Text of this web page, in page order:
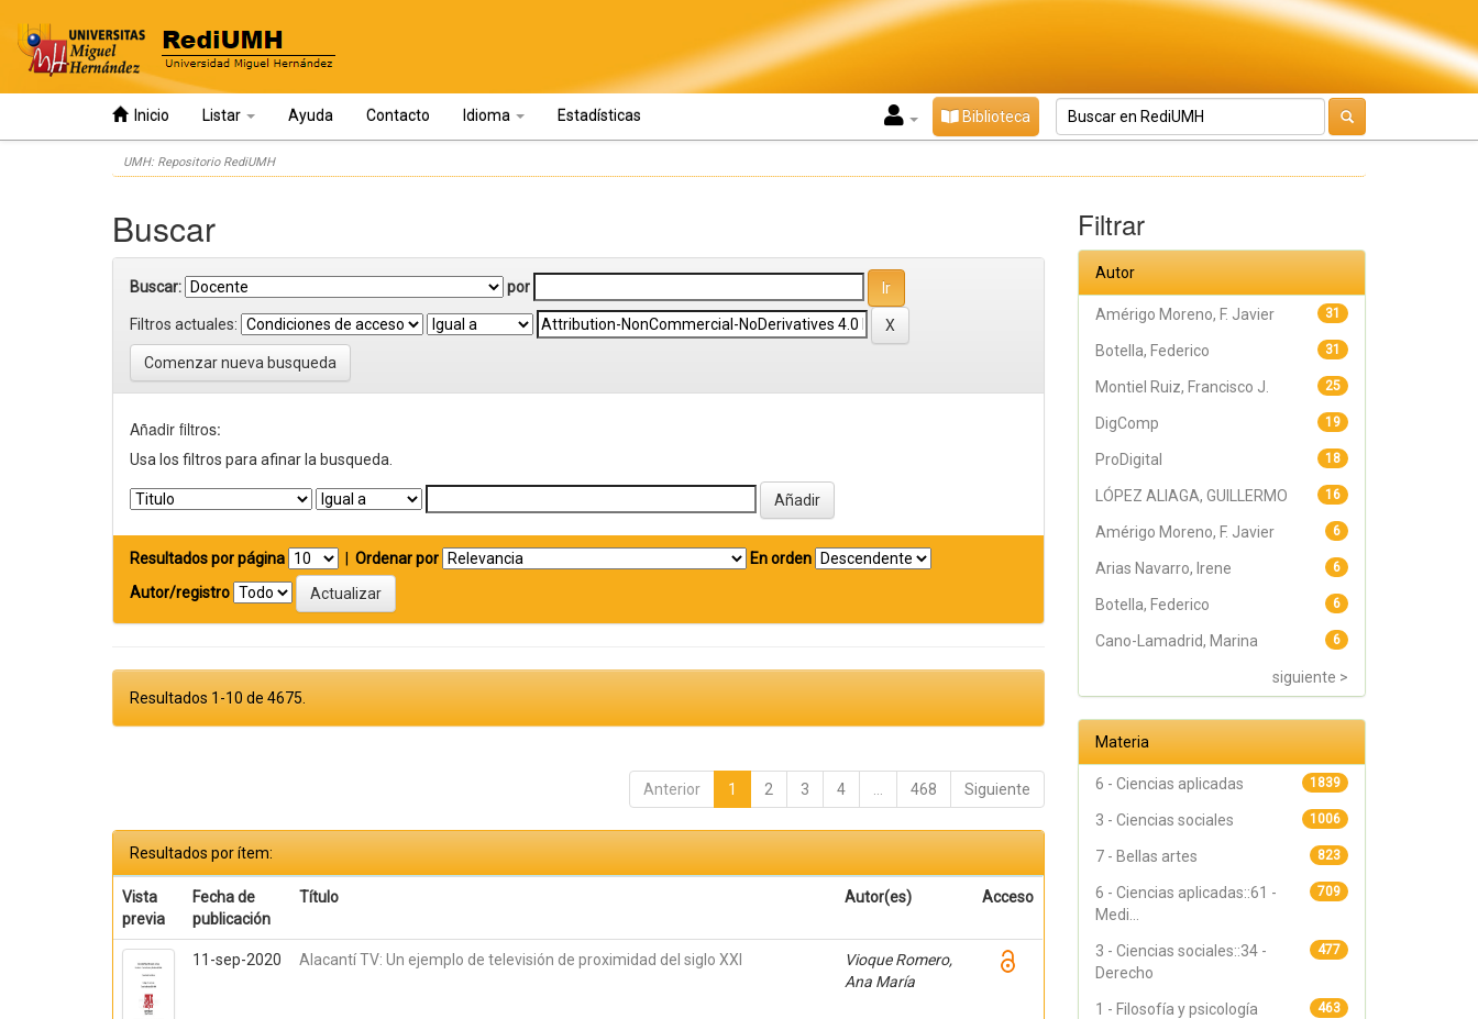
Inicio Listar Ayuda Contacto Idioma Estadísticas Biblioteca
UMH: Repositorio RediUMH
Buscar
Buscar: por
Filtros actuales:
Comenzar nueva busqueda
Añadir filtros:
Usa los filtros para afinar la busqueda.
Resultados por página Ordenar por
En orden
Autor/registro
Resultados 1-10 de 4675.
Anterior 1 2 3 4 468 Siguiente
Resultados por ítem:
Vista
previa
Fecha de
publicación
Título Autor(es) Acceso
11-sep-2020 Alacantí TV: Un ejemplo de televisión de proximidad del siglo XXI
Vioque Romero,
Ana María
Filtrar
Autor
31
Amérigo Moreno, F. Javier
31
Botella, Federico
25
Montiel Ruiz, Francisco J.
19
DigComp
18
ProDigital
16
LÓPEZ ALIAGA, GUILLERMO
6
Amérigo Moreno, F. Javier
6
Arias Navarro, Irene
6
Botella, Federico
6
Cano-Lamadrid, Marina
siguiente >
Materia
1839
6 - Ciencias aplicadas
1006
3 - Ciencias sociales
823
7 - Bellas artes
709
6 - Ciencias aplicadas::61 -
Medi...
477
3 - Ciencias sociales::34 -
Derecho
463
1 - Filosofía y psicología